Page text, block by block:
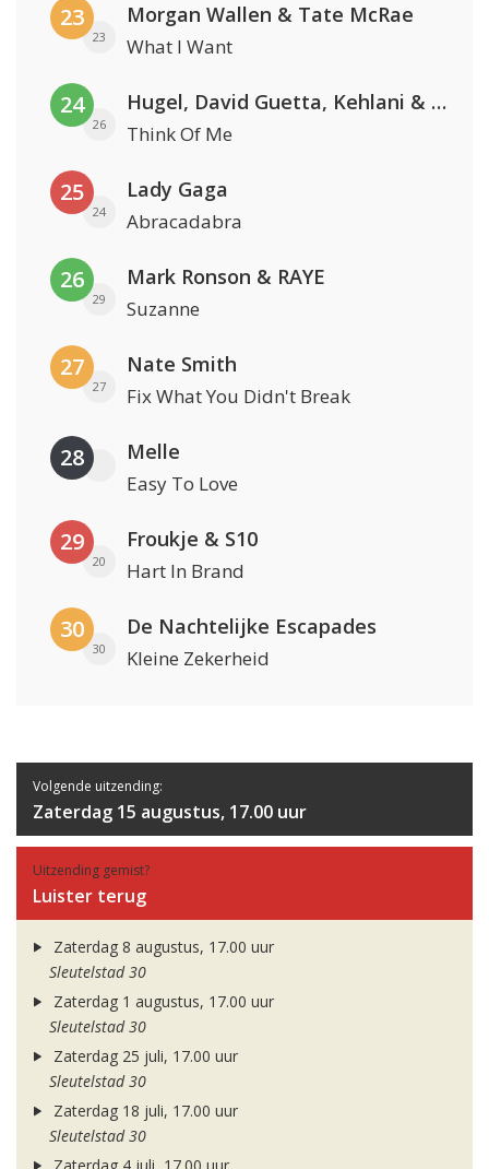
23
23
Morgan Wallen & Tate McRae
What I Want
24
26
Hugel, David Guetta, Kehlani & Daecolm
Think Of Me
25
24
Lady Gaga
Abracadabra
26
29
Mark Ronson & RAYE
Suzanne
27
27
Nate Smith
Fix What You Didn't Break
28 Melle
Easy To Love
29
20
Froukje & S10
Hart In Brand
30
30
De Nachtelijke Escapades
Kleine Zekerheid
Volgende uitzending:
Zaterdag 15 augustus, 17.00 uur
Uitzending gemist?
Luister terug
Zaterdag 8 augustus, 17.00 uur
Sleutelstad 30
Zaterdag 1 augustus, 17.00 uur
Sleutelstad 30
Zaterdag 25 juli, 17.00 uur
Sleutelstad 30
Zaterdag 18 juli, 17.00 uur
Sleutelstad 30